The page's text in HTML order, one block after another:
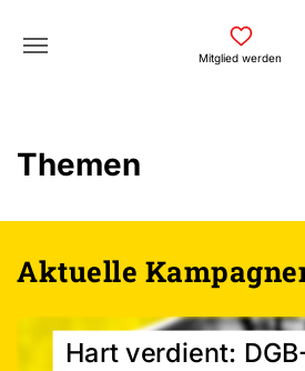
Mitglied werden
Themen
Aktuelle
Hart verdient: